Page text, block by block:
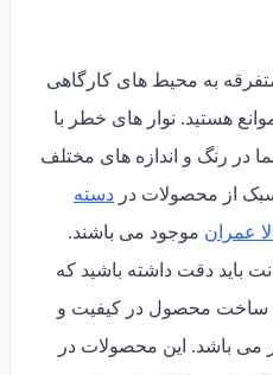
به محیط های کارگاهی
هستید. نوار های خطر با
در رنگ و اندازه های مختلف
از محصولات در دسته
عمران موجود می باشند.
نوار خطر زرد 8 سانت باید دقت داشته باشید که
ساخت محصول در کیفیت و
می باشد. این محصولات در